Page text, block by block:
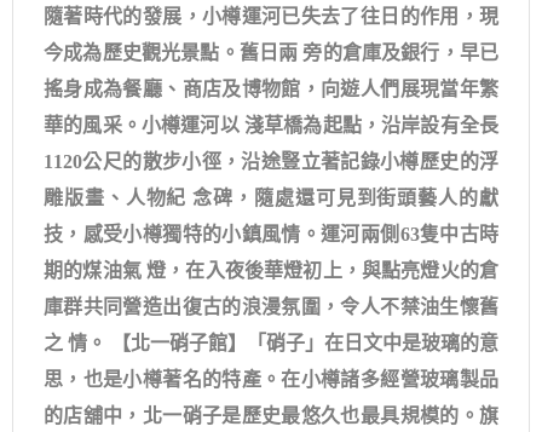
隨著時代的發展，小樽運河已失去了往日的作用，現
今成為歷史觀光景點。舊日兩 旁的倉庫及銀行，早已
搖身成為餐廳、商店及博物館，向遊人們展現當年繁
華的風采。小樽運河以 淺草橋為起點，沿岸設有全長
1120公尺的散步小徑，沿途豎立著記錄小樽歷史的浮
雕版畫、人物紀 念碑，隨處還可見到街頭藝人的獻
技，感受小樽獨特的小鎮風情。運河兩側63隻中古時
期的煤油氣 燈，在入夜後華燈初上，與點亮燈火的倉
庫群共同營造出復古的浪漫氛圍，令人不禁油生懷舊
之 情。 【北一硝子館】「硝子」在日文中是玻璃的意
思，也是小樽著名的特產。在小樽諸多經營玻璃製品
的店舖中，北一硝子是歷史最悠久也最具規模的。旗